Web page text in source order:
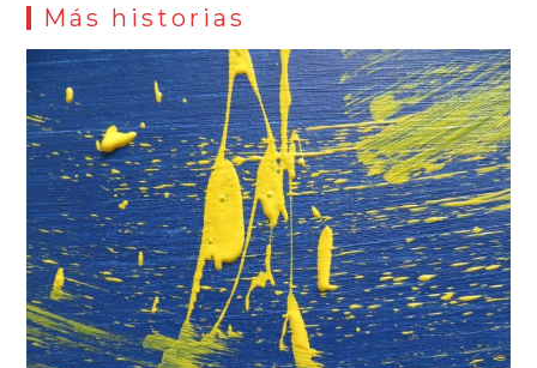
Más historias